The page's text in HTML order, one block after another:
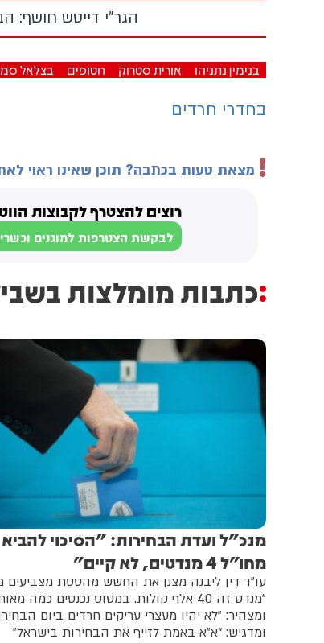
הגר"י דייטש חושף:
בנימין נתניהו אורית סטרוק חטופים בצלאל
בחדרי חרדים
מצאת טעות בכתבה? תוכן שאינו ראוי
רוצים להצטרף לקבוצות
לבקשת הצטרפות למוגנים
כתבות מומלצות
מנכ"ל ועדת הבחירות: "הסיכוי להביא
מחו”ל 4 מנדטים, לא קיים"
עו"ד דין ליבנה מצנן את החשש מהטסת מצביעים
"מנדט זה 40 אלף קולות. במטוס נכנסים כמה
ומצהיר: "לא יהיו מעצרי עריקים חרדים ביום
ומדגיש: “א"א באמת לזייף את הבחירות בישראל”